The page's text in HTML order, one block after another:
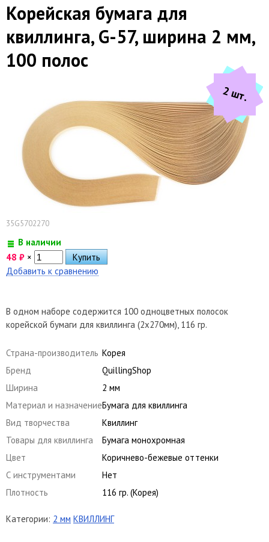
Корейская бумага для
квиллинга, G-57, ширина 2 мм,
100 полос
2 шт.
35G5702270
В наличии
48 ₽ ×
Добавить к сравнению
В одном наборе содержится 100 одноцветных полосок
корейской бумаги для квиллинга (2х270мм), 116 гр.
Страна-производитель Корея
Бренд
QuillingShop
Ширина
2 мм
Материал и назначениеБумага для квиллинга
Вид творчества
Квиллинг
Товары для квиллинга
Бумага монохромная
Цвет
Коричнево-бежевые оттенки
С инструментами
Нет
Плотность
116 гр. (Корея)
Категории: 2 мм КВИЛЛИНГ